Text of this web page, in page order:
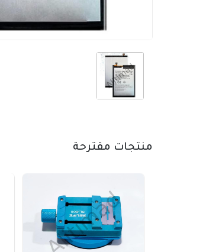
منتجات مقترحة